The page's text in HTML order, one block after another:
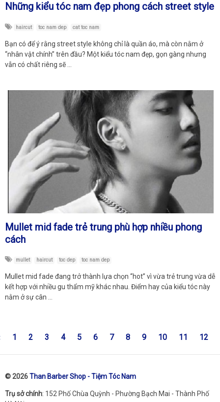
Những kiểu tóc nam đẹp phong cách street style
haircut toc nam dep cat toc nam
Bạn có để ý rằng street style không chỉ là quần áo, mà còn nằm ở
“nhân vật chính” trên đầu? Một kiểu tóc nam đẹp, gọn gàng nhưng
vẫn có chất riêng sẽ …
Mullet mid fade trẻ trung phù hợp nhiều phong
cách
mullet haircut toc dep toc nam dep
Mullet mid fade đang trở thành lựa chọn “hot” vì vừa trẻ trung vừa dễ
kết hợp với nhiều gu thẩm mỹ khác nhau. Điểm hay của kiểu tóc này
nằm ở sự cân …
1 2 3 4 5 6 7 8 9 10 11 12
© 2026Than Barber Shop - Tiệm Tóc Nam
Trụ sở chính: 152 Phố Chùa Quỳnh - Phường Bạch Mai - Thành Phố